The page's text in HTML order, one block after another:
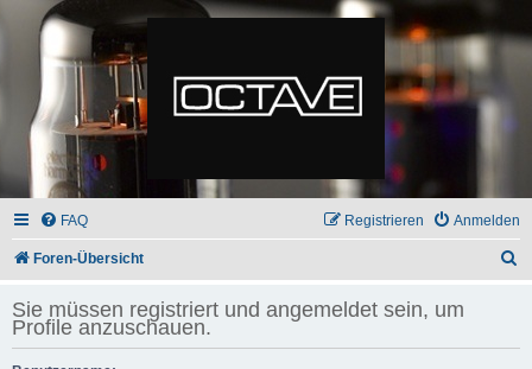
FAQ Anmelden
Registrieren
Foren-Übersicht
h
Sie müssen registriert und angemeldet sein, um
Profile anzuschauen.